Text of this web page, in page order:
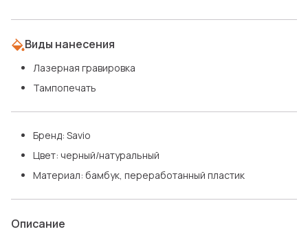
Виды нанесения
Лазерная гравировка
Тампопечать
Бренд: Savio
Цвет: черный/натуральный
Материал: бамбук, переработанный пластик
Описание